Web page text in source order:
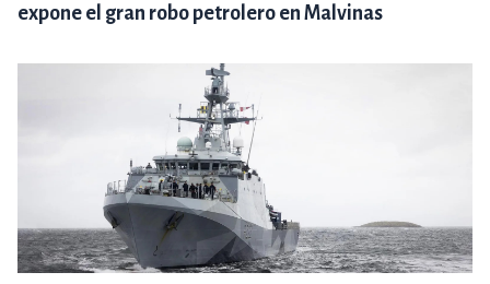
expone el gran robo petrolero en Malvinas